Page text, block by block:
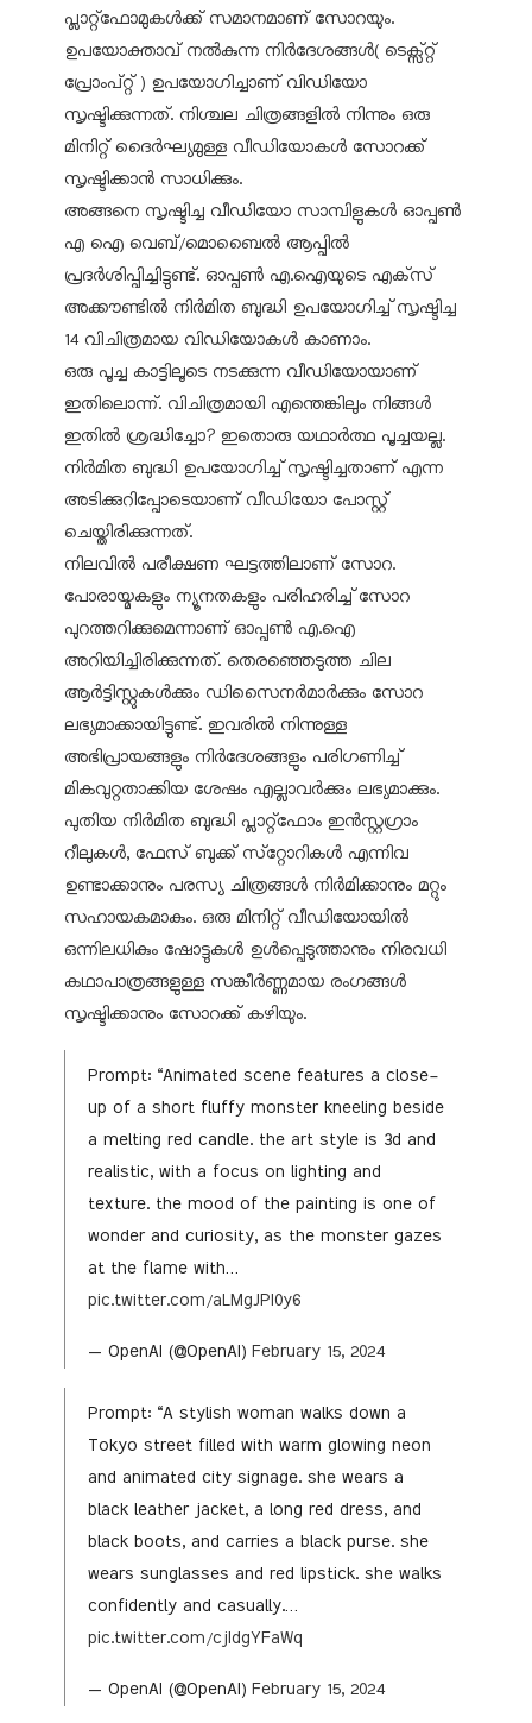
പ്ലാറ്റ്‌ഫോമുകള്‍ക്ക് സമാനമാണ് സോറയും.
ഉപയോക്താവ് നല്‍കുന്ന നിര്‍ദേശങ്ങള്‍( ടെക്സ്റ്റ്
പ്രോംപ്റ്റ് ) ഉപയോഗിച്ചാണ് വിഡിയോ
സൃഷ്ടിക്കുന്നത്. നിശ്ചല ചിത്രങ്ങളില്‍ നിന്നും ഒരു
മിനിറ്റ് ദൈര്‍ഘ്യമുള്ള വീഡിയോകള്‍ സോറക്ക്
സൃഷ്ടിക്കാന്‍ സാധിക്കും.
അങ്ങനെ സൃഷ്ടിച്ച വീഡിയോ സാമ്പിളുകള്‍ ഓപ്പണ്‍
എ ഐ വെബ്/മൊബൈല്‍ ആപ്പില്‍
പ്രദര്‍ശിപ്പിച്ചിട്ടുണ്ട്. ഓപ്പണ്‍ എ.ഐയുടെ എക്‌സ്
അക്കൗണ്ടില്‍ നിര്‍മിത ബുദ്ധി ഉപയോഗിച്ച് സൃഷ്ടിച്ച
14 വിചിത്രമായ വിഡിയോകള്‍ കാണാം.
ഒരു പൂച്ച കാട്ടിലൂടെ നടക്കുന്ന വീഡിയോയാണ്
ഇതിലൊന്ന്. വിചിത്രമായി എന്തെങ്കിലും നിങ്ങള്‍
ഇതില്‍ ശ്രദ്ധിച്ചോ? ഇതൊരു യഥാര്‍ത്ഥ പൂച്ചയല്ല.
നിര്‍മിത ബുദ്ധി ഉപയോഗിച്ച് സൃഷ്ടിച്ചതാണ് എന്ന
അടിക്കുറിപ്പോടെയാണ് വീഡിയോ പോസ്റ്റ്
ചെയ്തിരിക്കുന്നത്.
നിലവില്‍ പരീക്ഷണ ഘട്ടത്തിലാണ് സോറ.
പോരായ്മകളും ന്യൂനതകളും പരിഹരിച്ച് സോറ
പുറത്തറിക്കുമെന്നാണ് ഓപ്പണ്‍ എ.ഐ
അറിയിച്ചിരിക്കുന്നത്. തെരഞ്ഞെടുത്ത ചില
ആര്‍ട്ടിസ്റ്റുകള്‍ക്കും ഡിസൈനര്‍മാര്‍ക്കും സോറ
ലഭ്യമാക്കായിട്ടുണ്ട്. ഇവരില്‍ നിന്നുള്ള
അഭിപ്രായങ്ങളും നിര്‍ദേശങ്ങളും പരിഗണിച്ച്
മികവുറ്റതാക്കിയ ശേഷം എല്ലാവര്‍ക്കും ലഭ്യമാക്കും.
പുതിയ നിര്‍മിത ബുദ്ധി പ്ലാറ്റ്‌ഫോം ഇന്‍സ്റ്റഗ്രാം
റീലുകള്‍, ഫേസ് ബുക്ക് സ്‌റ്റോറികള്‍ എന്നിവ
ഉണ്ടാക്കാനും പരസ്യ ചിത്രങ്ങള്‍ നിര്‍മിക്കാനും മറ്റും
സഹായകമാകും. ഒരു മിനിറ്റ് വീഡിയോയില്‍
ഒന്നിലധികും ഷോട്ടുകള്‍ ഉള്‍പ്പെടുത്താനും നിരവധി
കഥാപാത്രങ്ങളുള്ള സങ്കീര്‍ണ്ണമായ രംഗങ്ങള്‍
സൃഷ്ടിക്കാനും സോറക്ക് കഴിയും.
Prompt: “Animated scene features a close-
up of a short fluffy monster kneeling beside
a melting red candle. the art style is 3d and
realistic, with a focus on lighting and
texture. the mood of the painting is one of
wonder and curiosity, as the monster gazes
at the flame with…
pic.twitter.com/aLMgJPI0y6
— OpenAI (@OpenAI) February 15, 2024
Prompt: “A stylish woman walks down a
Tokyo street filled with warm glowing neon
and animated city signage. she wears a
black leather jacket, a long red dress, and
black boots, and carries a black purse. she
wears sunglasses and red lipstick. she walks
confidently and casually.…
pic.twitter.com/cjIdgYFaWq
— OpenAI (@OpenAI) February 15, 2024